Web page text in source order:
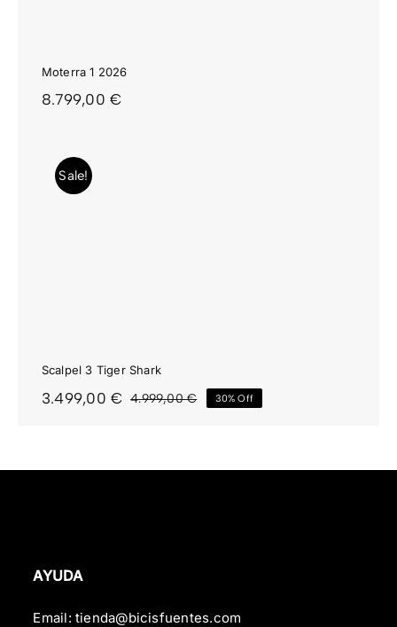
Moterra 1 2026
8.799,00€
Sale!
Scalpel 3 Tiger Shark
4.999,00€El
3.499,00€
El
30% Off
AYUDA
Email:tienda@bicisfuentes.com